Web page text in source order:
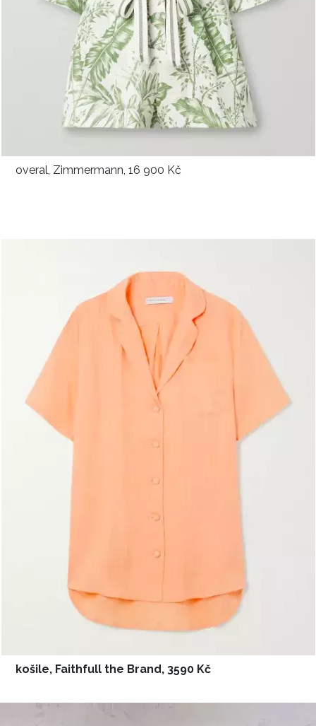
overal, Zimmermann, 16 900 Kč
košile, Faithfull the Brand, 3590 Kč